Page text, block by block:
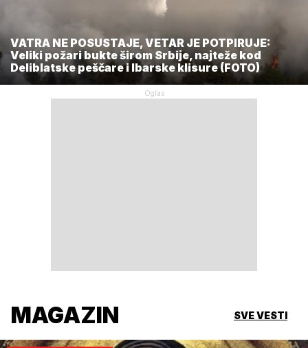
VATRA NE POSUSTAJE, VETAR JE POTPIRUJE:
Veliki požari bukte širom Srbije, najteže kod
Deliblatske peščare i Ibarske klisure (FOTO)
MAGAZIN SVE VESTI